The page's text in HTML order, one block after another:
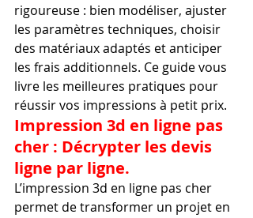
rigoureuse : bien modéliser, ajuster
les paramètres techniques, choisir
des matériaux adaptés et anticiper
les frais additionnels. Ce guide vous
livre les meilleures pratiques pour
réussir vos impressions à petit prix.
Impression 3d en ligne pas
cher : Décrypter les devis
ligne par ligne.
L’impression 3d en ligne pas cher
permet de transformer un projet en